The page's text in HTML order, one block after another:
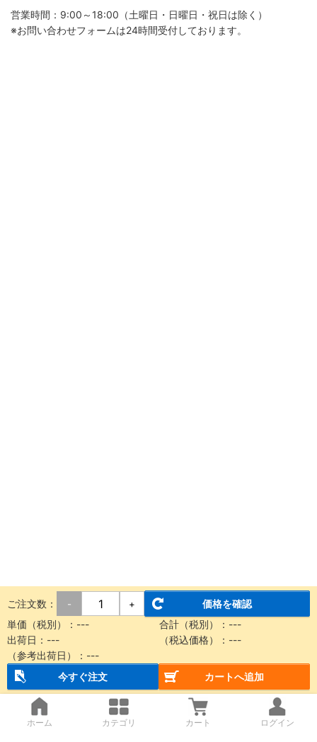
営業時間：9:00～18:00（土曜日・日曜日・祝日は除く）
※お問い合わせフォームは24時間受付しております。
ご注文数： - +
価格を確認
単価（税別）： --- 合計（税別）： ---
出荷日： --- （税込価格）： ---
（参考出荷日）： ---
今すぐ注文
カートへ追加
ホーム カテゴリ カート ログイン